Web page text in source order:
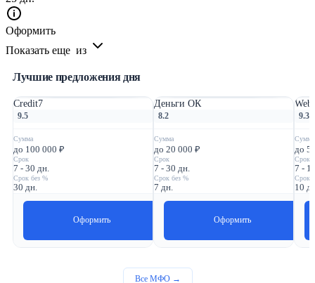
Оформить
Показать еще из
Лучшие предложения дня
Credit7
9.5
Сумма
до 100 000 ₽
Срок
7 - 30 дн.
Срок без %
30 дн.
Оформить
Деньги ОК
8.2
Сумма
до 20 000 ₽
Срок
7 - 30 дн.
Срок без %
7 дн.
Оформить
9.3
Сумма
до 5
Срок
7 -
Срок
10
Все МФО →